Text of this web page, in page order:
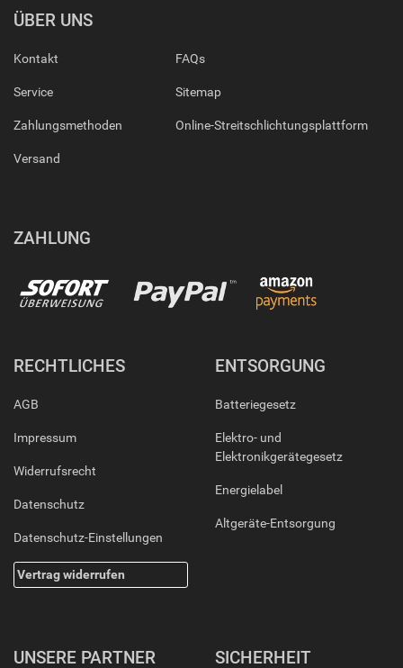
ÜBER UNS
Kontakt
Service
Zahlungsmethoden
Versand
FAQs
Sitemap
Online-Streitschlichtungsplattform
ZAHLUNG
RECHTLICHES
AGB
Impressum
Widerrufsrecht
Datenschutz
Datenschutz-Einstellungen
Vertrag widerrufen
ENTSORGUNG
Batteriegesetz
Elektro- und
Elektronikgerätegesetz
Energielabel
Altgeräte-Entsorgung
UNSERE PARTNER SICHERHEIT